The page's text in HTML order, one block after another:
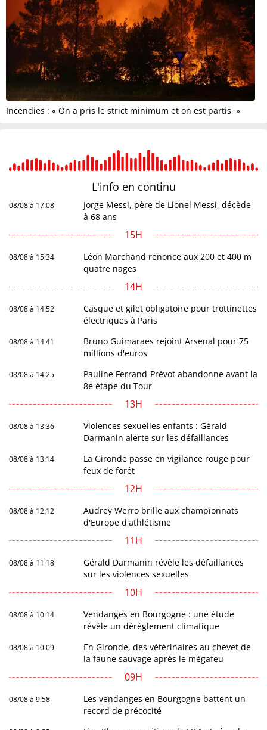
Incendies : « On a pris le strict minimum et on est partis »
L'info en continu
08/08 à 17:08
Jorge Messi, père de Lionel Messi, décède
à 68 ans
15H
08/08 à 15:34
Léon Marchand renonce aux 200 et 400 m
quatre nages
14H
08/08 à 14:52
Casque et gilet obligatoire pour trottinettes
électriques à Paris
08/08 à 14:41
Bruno Guimaraes rejoint Arsenal pour 75
millions d'euros
08/08 à 14:25
Pauline Ferrand-Prévot abandonne avant la
8e étape du Tour
13H
08/08 à 13:36
Violences sexuelles enfants : Gérald
Darmanin alerte sur les défaillances
08/08 à 13:14
La Gironde passe en vigilance rouge pour
feux de forêt
12H
08/08 à 12:12
Audrey Werro brille aux championnats
d'Europe d'athlétisme
11H
08/08 à 11:18
Gérald Darmanin révèle les défaillances
sur les violences sexuelles
10H
08/08 à 10:14
Vendanges en Bourgogne : une étude
révèle un dérèglement climatique
08/08 à 10:09
En Gironde, des vétérinaires au chevet de
la faune sauvage après le mégafeu
09H
08/08 à 9:58
Les vendanges en Bourgogne battent un
record de précocité